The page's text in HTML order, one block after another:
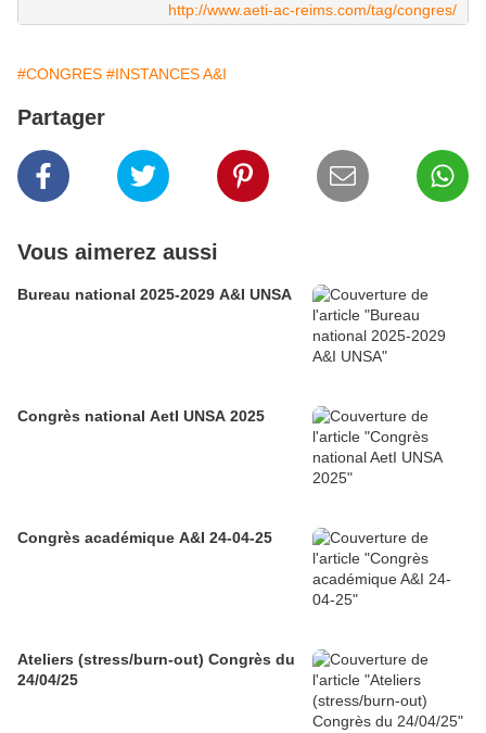
http://www.aeti-ac-reims.com/tag/congres/
#CONGRES #INSTANCES A&I
Partager
Vous aimerez aussi
Bureau national 2025-2029 A&I UNSA
Congrès national AetI UNSA 2025
Congrès académique A&I 24-04-25
Ateliers (stress/burn-out) Congrès du
24/04/25